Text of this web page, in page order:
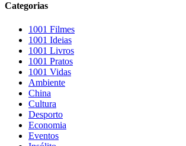
Categorias
1001 Filmes
1001 Ideias
1001 Livros
1001 Pratos
1001 Vidas
Ambiente
China
Cultura
Desporto
Economia
Eventos